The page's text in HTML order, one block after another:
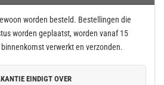
worden besteld. Bestellingen die
worden geplaatst, worden vanaf 15
verwerkt en verzonden.
EINDIGT OVER